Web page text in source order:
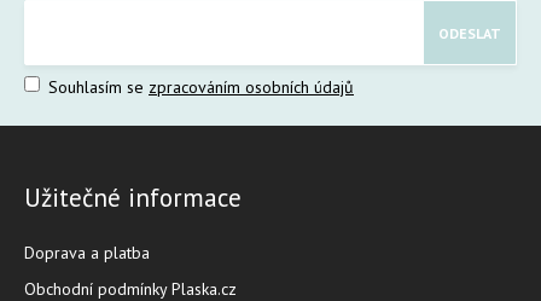
Souhlasím se zpracováním osobních údajů
Užitečné informace
Doprava a platba
Obchodní podmínky Plaska.cz